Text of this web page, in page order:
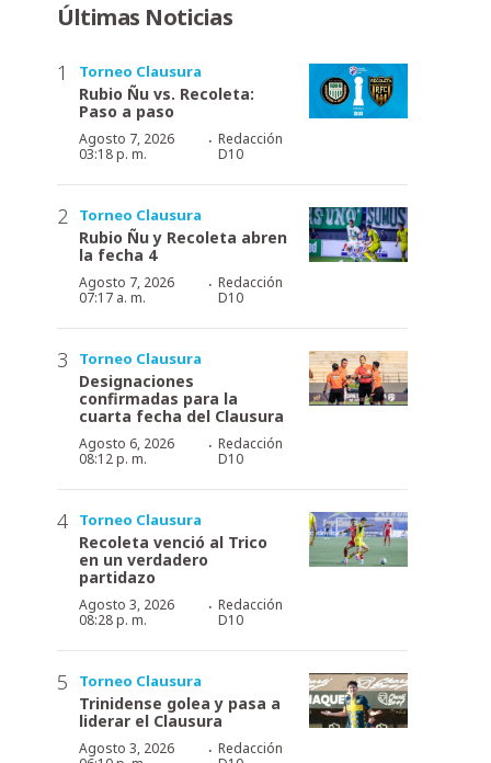
Últimas Noticias
Torneo Clausura
Rubio Ñu vs. Recoleta:
Paso a paso
Agosto 7, 2026
03:18 p. m.
· Redacción
D10
Torneo Clausura
Rubio Ñu y Recoleta abren
la fecha 4
Agosto 7, 2026
07:17 a. m.
· Redacción
D10
Torneo Clausura
Designaciones
confirmadas para la
cuarta fecha del Clausura
Agosto 6, 2026
08:12 p. m.
· Redacción
D10
Torneo Clausura
Recoleta venció al Trico
en un verdadero
partidazo
Agosto 3, 2026
08:28 p. m.
· Redacción
D10
Torneo Clausura
Trinidense golea y pasa a
liderar el Clausura
Agosto 3, 2026
· Redacción